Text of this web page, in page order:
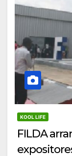
KOOL LIFE
FILDA